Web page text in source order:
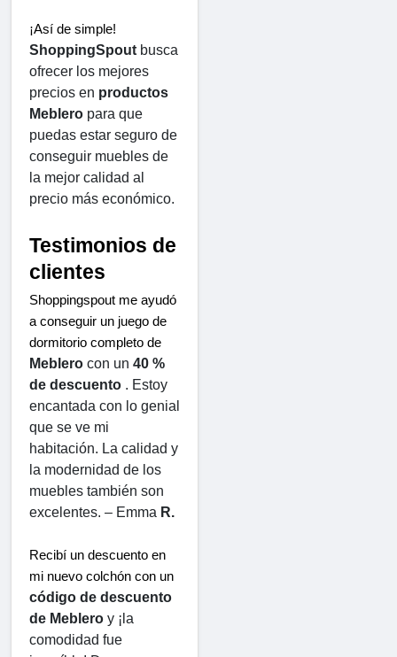
ShoppingSpout busca
ofrecer los mejores
precios en productos
Meblero para que
puedas estar seguro de
conseguir muebles de
la mejor calidad al
precio más económico.
Testimonios de
clientes
Shoppingspout me ayudó
a conseguir un juego de
Meblero con un 40 %
de descuento . Estoy
encantada con lo genial
que se ve mi
habitación. La calidad y
la modernidad de los
muebles también son
excelentes. – Emma R.
Recibí un descuento en
código de descuento
de Meblero y ¡la
comodidad fue